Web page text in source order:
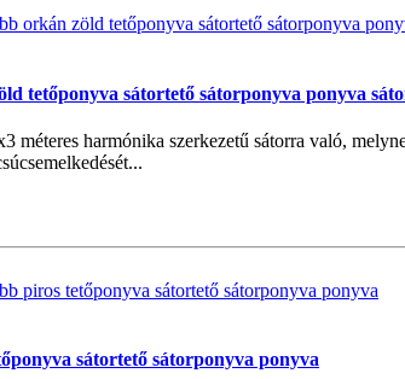
tetőponyva sátortető sátorponyva ponyva
méteres harmónika szerkezetű sátorra való,
sátortető sátorponyva ponyva